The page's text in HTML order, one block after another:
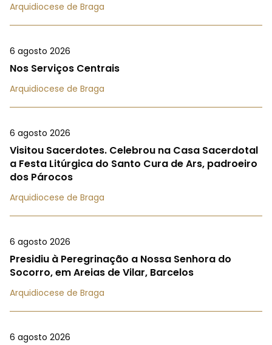
Arquidiocese de Braga
6 agosto 2026
Nos Serviços Centrais
Arquidiocese de Braga
6 agosto 2026
Visitou Sacerdotes. Celebrou na Casa Sacerdotal
a Festa Litúrgica do Santo Cura de Ars, padroeiro
dos Párocos
Arquidiocese de Braga
6 agosto 2026
Presidiu à Peregrinação a Nossa Senhora do
Socorro, em Areias de Vilar, Barcelos
Arquidiocese de Braga
6 agosto 2026